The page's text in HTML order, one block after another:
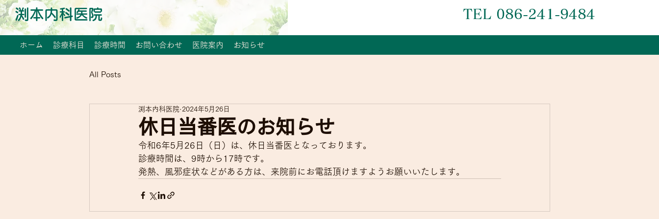
渕本内科医院 TEL 086-241-9484
ホーム 診療科目 診療時間 お問い合わせ 医院案内 お知らせ
All Posts
休日当番医のお知らせ
渕本内科医院 2024年5月26日
令和6年5月26日（日）は、休日当番医となっております。
診療時間は、9時から17時です。
発熱、風邪症状などがある方は、来院前にお電話頂けますようお願いいたします。